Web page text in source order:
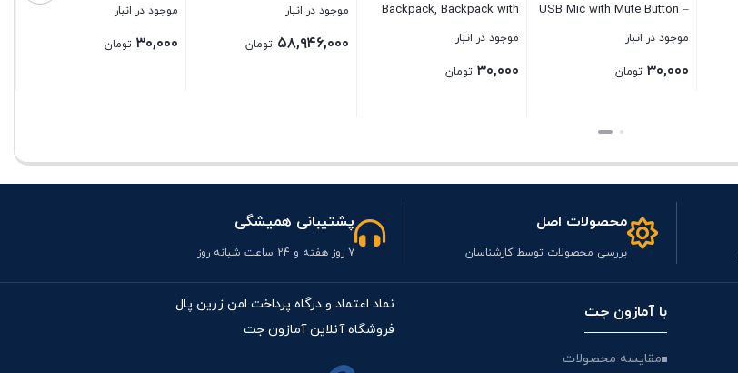
USB Mic with Mute Button –
Compatible with PC and Mac
موجود در انبار
۳۰,۰۰۰ تومان
Backpack, Backpack with
موجود در انبار
۳۰,۰۰۰ تومان
موجود در انبار
۵۸,۹۴۶,۰۰۰ تومان
موجود در انبار
۳۰,۰۰۰ تومان
محصولات اصل
بررسی محصولات توسط کارشناسان
پشتیبانی همیشگی
7 روز هفته و 24 ساعت شبانه روز
با آمازون جت
مقایسه محصولات
نماد اعتماد و درگاه پرداخت امن زرین پال
فروشگاه آنلاین آمازون جت